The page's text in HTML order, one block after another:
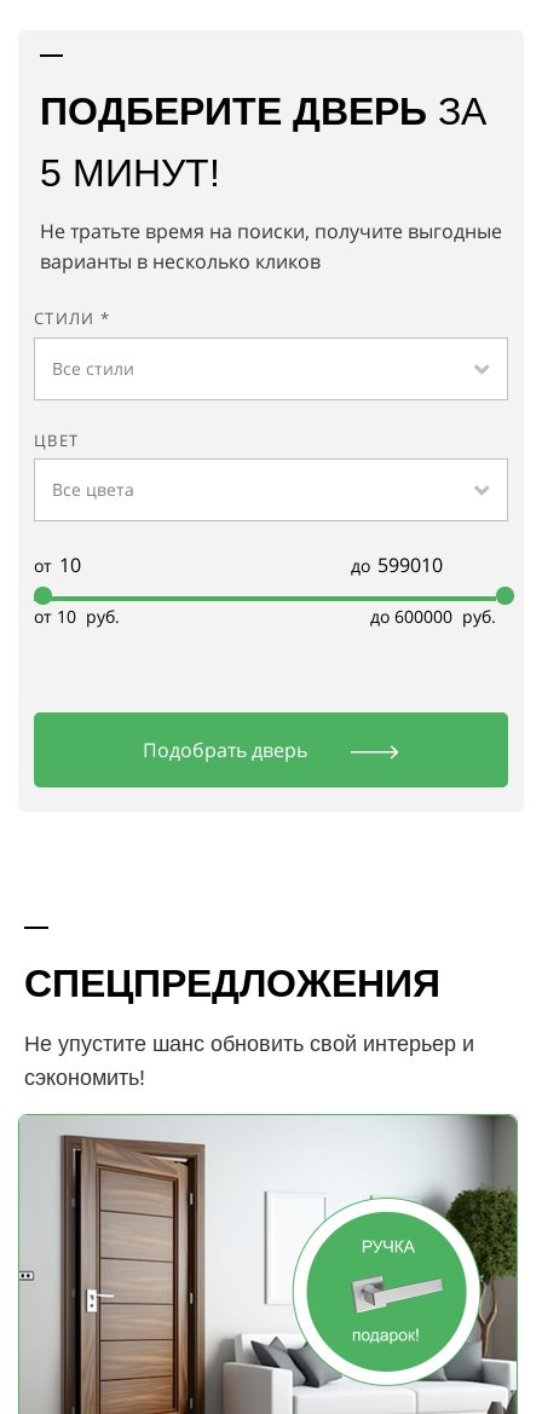
ПОДБЕРИТЕ ДВЕРЬ ЗА
5 МИНУТ!
Не тратьте время на поиски, получите выгодные
варианты в несколько кликов
СТИЛИ *
Все стили
ЦВЕТ
Все цвета
от до
от 10 руб. до 600000 руб.
Подобрать дверь
СПЕЦПРЕДЛОЖЕНИЯ
Не упустите шанс обновить свой интерьер и
сэкономить!